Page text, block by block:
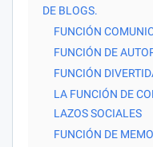
DE BLOGS.
FUNCIÓN
FUNCIÓN DE
FUNCIÓN
LA FUNCIÓN DE
LAZOS SOCIALES
FUNCIÓN DE